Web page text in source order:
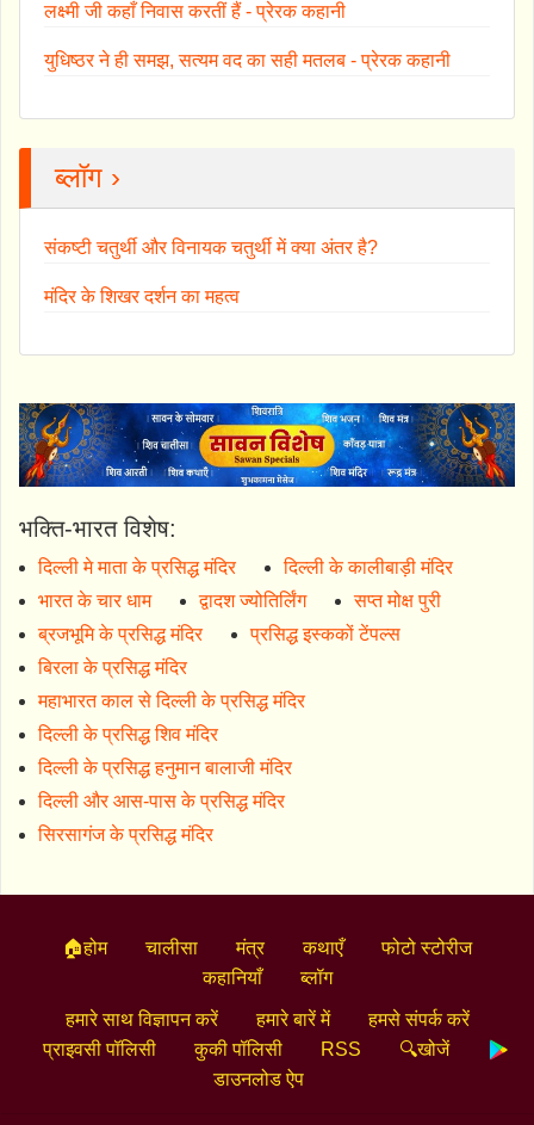
लक्ष्मी जी कहाँ निवास करतीं हैं - प्रेरक कहानी
युधिष्ठर ने ही समझ, सत्यम वद का सही मतलब - प्रेरक कहानी
ब्लॉग ›
संकष्टी चतुर्थी और विनायक चतुर्थी में क्या अंतर है?
मंदिर के शिखर दर्शन का महत्व
भक्ति-भारत विशेष:
दिल्ली मे माता के प्रसिद्ध मंदिर
दिल्ली के कालीबाड़ी मंदिर
भारत के चार धाम
द्वादश ज्योतिर्लिंग
सप्त मोक्ष पुरी
ब्रजभूमि के प्रसिद्ध मंदिर
प्रसिद्ध इस्ककों टेंपल्स
बिरला के प्रसिद्ध मंदिर
महाभारत काल से दिल्ली के प्रसिद्ध मंदिर
दिल्ली के प्रसिद्ध शिव मंदिर
दिल्ली के प्रसिद्ध हनुमान बालाजी मंदिर
दिल्ली और आस-पास के प्रसिद्ध मंदिर
सिरसागंज के प्रसिद्ध मंदिर
🏠होम चालीसा मंत्र कथाएँ
फोटो स्टोरीज
कहानियाँ
ब्लॉग
हमारे साथ विज्ञापन करें हमारे बारें में
हमसे संपर्क करें
प्राइवसी पॉलिसी
कुकी पॉलिसी RSS
🔍खोजें
डाउनलोड ऐप